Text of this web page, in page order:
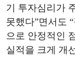
기 투자심리가
못했다”면서도
으로 안정적인
실적을 크게 개